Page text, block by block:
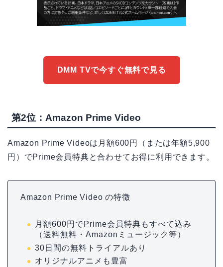
DMM TVで今すぐ無料で見る
第2位：Amazon Prime Video
Amazon Prime Videoは月額600円（または年額5,900
円）でPrime会員特典と合わせてお得に利用できます。
Amazon Prime Video の特徴
月額600円でPrime会員特典もすべて込み
（送料無料・Amazonミュージック等）
30日間の無料トライアルあり
オリジナルアニメも豊富